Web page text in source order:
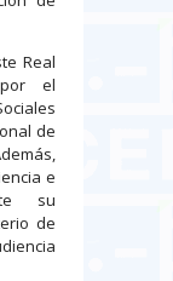
Real
el
de
e
su
de